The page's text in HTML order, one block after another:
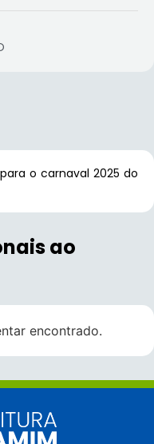
o carnaval 2025 do
ao
encontrado.